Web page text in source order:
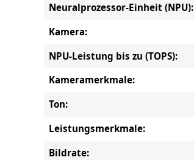
Neuralprozessor-Einheit (NPU):
Kamera:
NPU-Leistung bis zu (TOPS):
Kameramerkmale:
Ton:
Leistungsmerkmale:
Bildrate: